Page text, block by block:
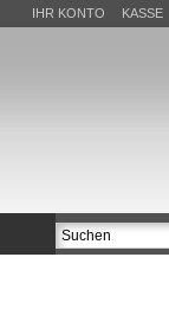
IHR KONTO KASSE